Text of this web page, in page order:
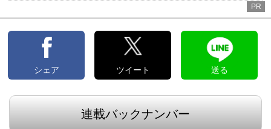
PR
シェア ツイート 送る
連載バックナンバー